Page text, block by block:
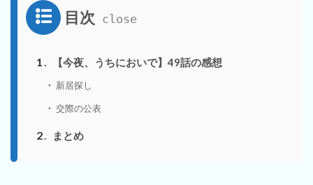
目次
1 【今夜、うちにおいで】49話の感想
新居探し
交際の公表
2 まとめ